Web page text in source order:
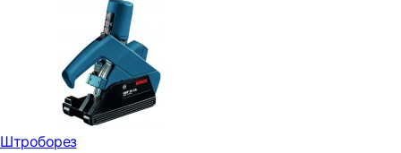
Штроборез